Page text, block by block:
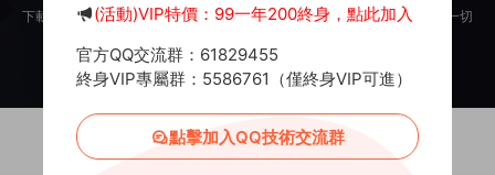
下載用戶僅供學習交流，若使用商業用途，請購買正版授權，否則産生的一切
Copyright © 2012-2025 MiR6.COMAll Rights Reserved
投訴郵箱： Mail@Mir6.com 蜀ICP備2022016462号-2
(活動)VIP特價：99一年200終身，點此加入
官方QQ交流群：61829455
終身VIP專屬群：5586761（僅終身VIP可進）
點擊加入QQ技術交流群